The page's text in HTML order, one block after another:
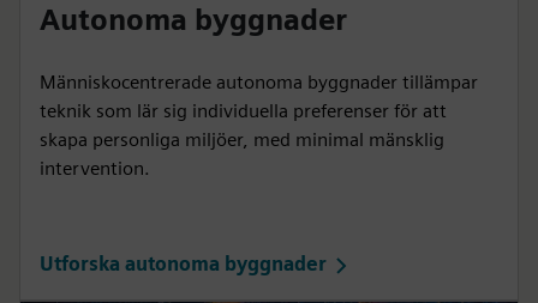
Autonoma byggnader
Människocentrerade autonoma byggnader tillämpar
teknik som lär sig individuella preferenser för att
skapa personliga miljöer, med minimal mänsklig
intervention.
Utforska autonoma byggnader